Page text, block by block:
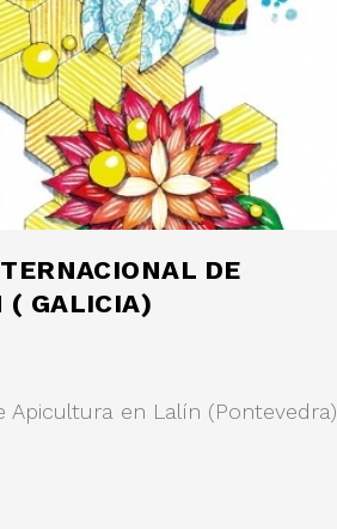
DE
( GALICIA)
Apicultura en Lalín (Pontevedra)